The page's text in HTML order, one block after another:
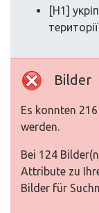
[H1]
Bilder
Es konnten
werden.
Bei 124
Attribute zu
Bilder für